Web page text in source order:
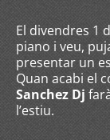
El divendres 1
piano i veu,
presentar un
Quan acabi el
Sanchez Dj
l’estiu.